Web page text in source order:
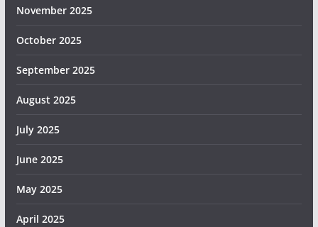
November 2025
October 2025
September 2025
August 2025
July 2025
June 2025
May 2025
April 2025